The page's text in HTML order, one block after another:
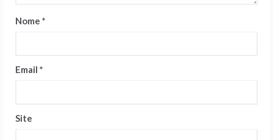
Nome *
Email *
Site